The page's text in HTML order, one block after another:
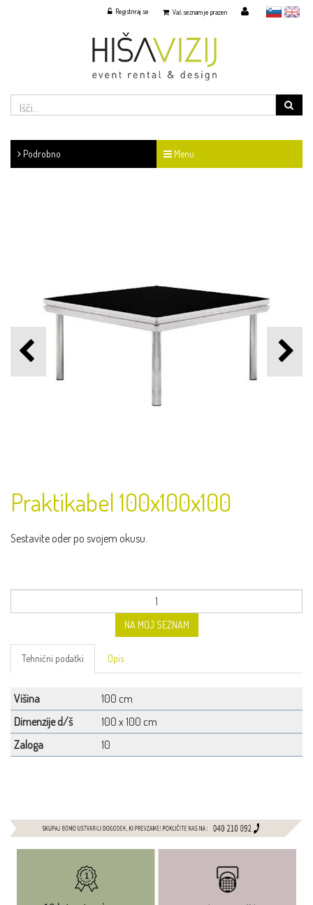
slovensko
English
Vaš seznam je prazen
Registriraj se
Podrobno Menu
Praktikabel 100x100x100
Sestavite oder po svojem okusu.
NA MOJ SEZNAM
Tehnični podatki Opis
Višina
100 cm
Dimenzije d/š
100 x 100 cm
Zaloga
10